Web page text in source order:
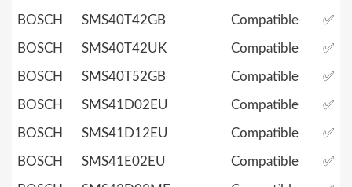
BOSCH SMS40T42GB Compatible ✅
BOSCH SMS40T42UK Compatible ✅
BOSCH SMS40T52GB Compatible ✅
BOSCH SMS41D02EU Compatible ✅
BOSCH SMS41D12EU Compatible ✅
BOSCH SMS41E02EU Compatible ✅